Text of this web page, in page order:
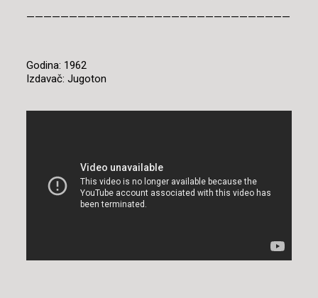
———————————————————————————————
Godina: 1962
Izdavač: Jugoton